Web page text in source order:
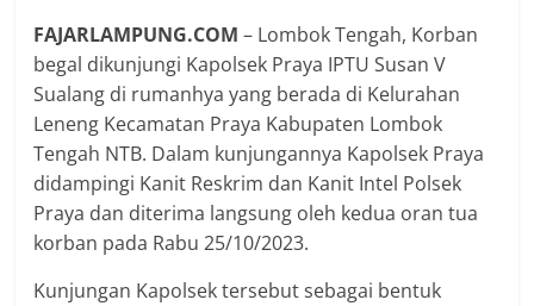
FAJARLAMPUNG.COM– Lombok Tengah, Korban
begal dikunjungi Kapolsek Praya IPTU Susan V
Sualang di rumanhya yang berada di Kelurahan
Leneng Kecamatan Praya Kabupaten Lombok
Tengah NTB. Dalam kunjungannya Kapolsek Praya
didampingi Kanit Reskrim dan Kanit Intel Polsek
Praya dan diterima langsung oleh kedua oran tua
korban pada Rabu 25/10/2023.
Kunjungan Kapolsek tersebut sebagai bentuk